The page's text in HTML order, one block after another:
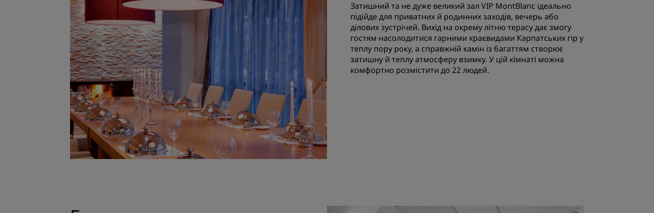
Затишний та не дуже великий зал VIP MontBlanc ідеально
підійде для приватних й родинних заходів, вечерь або
ділових зустрічей. Вихід на окрему літню терасу дає змогу
гостям насолодитися гарними краєвидами Карпатських гір у
теплу пору року, а справжній камін із багаттям створює
затишну й теплу атмосферу взимку. У цій кімнаті можна
комфортно розмістити до 22 людей.